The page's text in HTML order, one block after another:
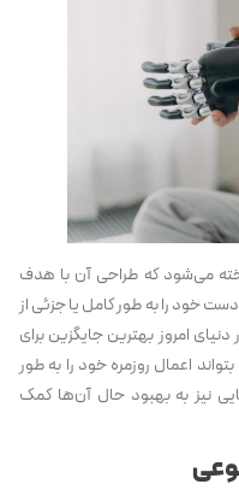
می‌شود که طراحی آن با هدف
خود را به طور کامل یا جزئی از
امروز بهترین جایگزین برای
اعمال روزمره خود را به طور
نیز به بهبود حال آ‌ن‌ها کمک